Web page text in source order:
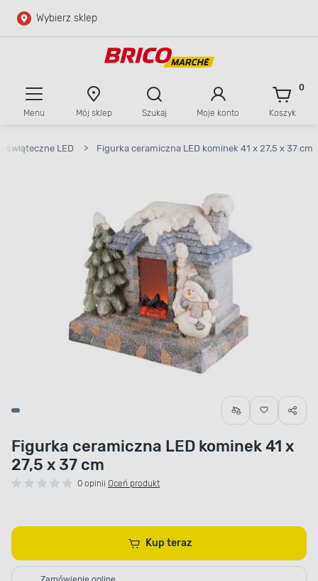
Przejdź do głównej zawartości
Wybierz sklep
Menu Mój sklep Szukaj Moje konto Koszyk
0
świąteczne LED > Figurka ceramiczna LED kominek 41 x 27,5 x 37 cm
Figurka ceramiczna LED kominek 41 x
27,5 x 37 cm
0 opinii Oceń produkt
Kup teraz